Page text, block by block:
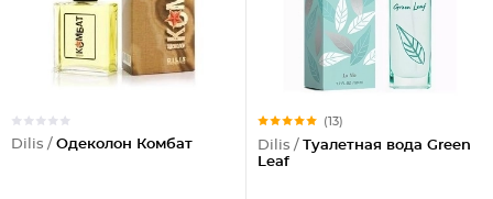
Dilis / Одеколон Комбат
(13)
Dilis / Туалетная вода Green
Leaf